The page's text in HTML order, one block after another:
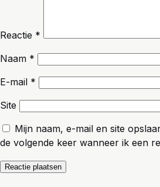
Reactie *
Naam *
E-mail *
Site
Mijn naam, e-mail en site
de volgende keer wanneer ik een